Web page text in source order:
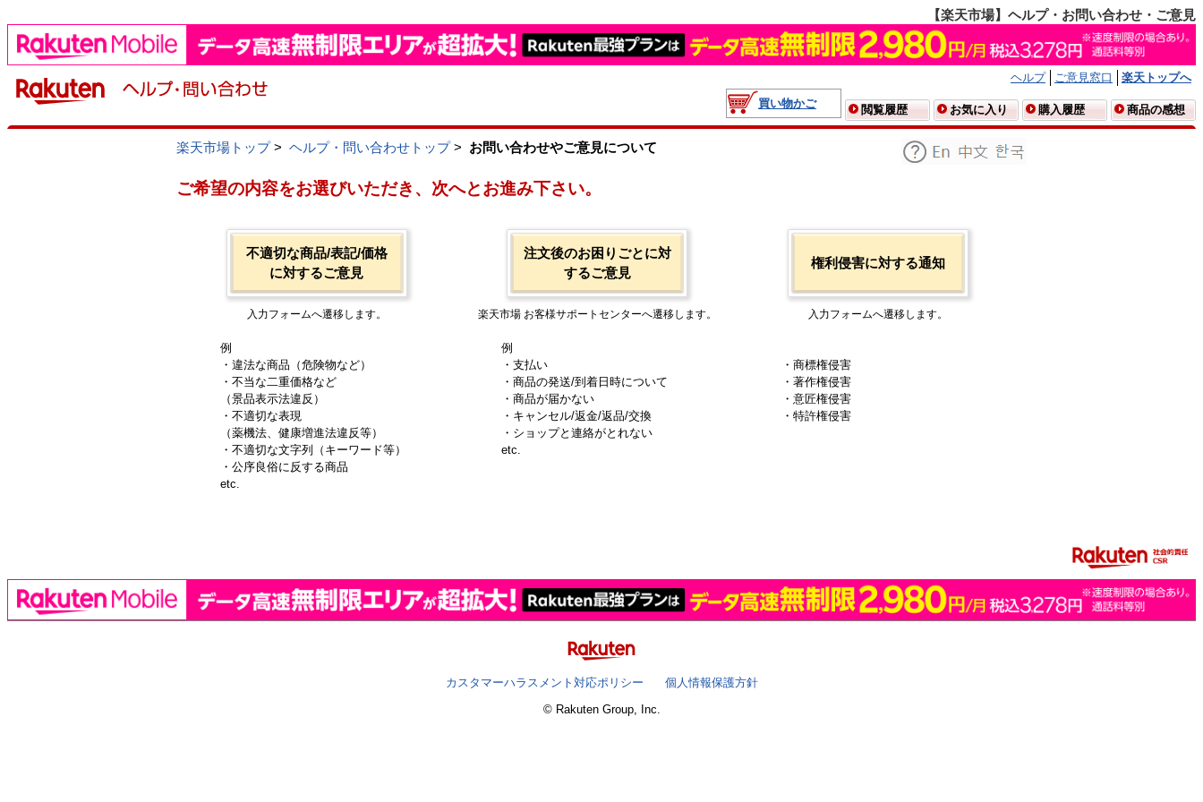
【楽天市場】ヘルプ・お問い合わせ・ご意見
ヘルプ ご意見窓口
楽天トップへ
買い物かご
閲覧履歴 お気に入り 購入履歴 商品の感想
楽天市場トップ> ヘルプ・問い合わせトップ> お問い合わせやご意見について
ご希望の内容をお選びいただき、次へとお進み下さい。
不適切な商品/表記/価格
に対するご意見
入力フォームへ遷移します。
例
・違法な商品（危険物など）
・不当な二重価格など
（景品表示法違反）
・不適切な表現
（薬機法、健康増進法違反等）
・不適切な文字列（キーワード等）
・公序良俗に反する商品
etc.
注文後のお困りごとに対
するご意見
楽天市場 お客様サポートセンターへ遷移します。
例
・支払い
・商品の発送/到着日時について
・商品が届かない
・キャンセル/返金/返品/交換
・ショップと連絡がとれない
etc.
権利侵害に対する通知
入力フォームへ遷移します。
・商標権侵害
・著作権侵害
・意匠権侵害
・特許権侵害
カスタマーハラスメント対応ポリシー
個人情報保護方針
© Rakuten Group, Inc.